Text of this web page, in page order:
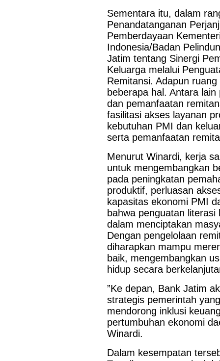
Sementara itu, dalam
Penandatanganan
Pemberdayaan
Indonesia/Badan
Jatim tentang Sinergi
Keluarga melalui
Remitansi. Adapun
beberapa hal. Antara
dan pemanfaatan
fasilitasi akses layanan
kebutuhan PMI dan
serta pemanfaatan
Menurut Winardi, kerja
untuk mengembangkan
pada peningkatan
produktif, perluasan
kapasitas ekonomi PMI
bahwa penguatan
dalam menciptakan
Dengan pengelolaan
diharapkan mampu
baik, mengembangkan
hidup secara
”Ke depan, Bank Jatim
strategis pemerintah
mendorong inklusi
pertumbuhan ekonomi
Winardi.
Dalam kesempatan